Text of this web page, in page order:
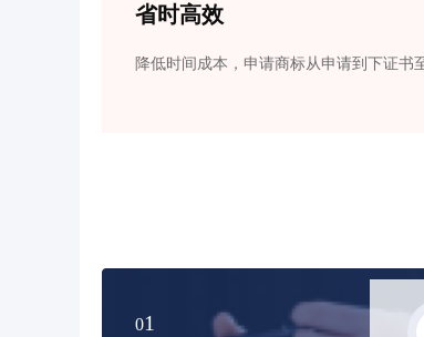
省时高效
降低时间成本，申请商标从申请到下证书
01